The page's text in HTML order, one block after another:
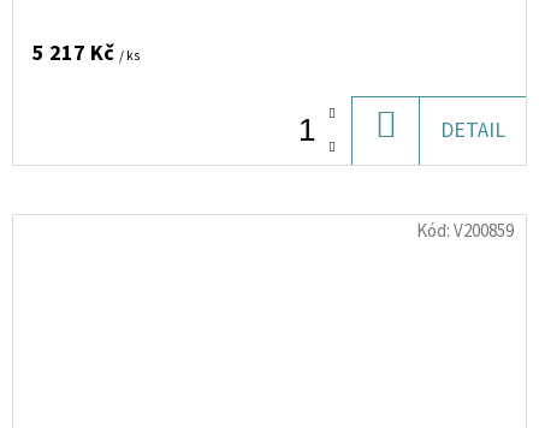
5 217 Kč / ks
KOŠÍKU
DETAIL
Kód:V200859